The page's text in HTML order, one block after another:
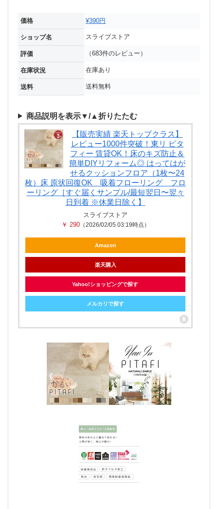
価格 ¥390円
ショップ名 スライブストア
評価 （683件のレビュー）
在庫状況 在庫あり
送料 送料無料
商品説明を表示▼/▲折りたたむ
【販売実績 楽天トップクラス】
レビュー1000件突破！東リ ピタ
フィー 賃貸OK！床のキズ防止＆
簡単DIYリフォーム◎ はってはが
せるクッションフロア（1枚〜24
枚）床 原状回復OK 吸着フローリング フロ
ーリング［すぐ届くサンプル/最短翌日〜翌々
日到着 ※休業日除く】
スライブストア
￥ 290（2026/02/05 03:19時点）
Amazon
楽天購入
Yahoo!ショッピングで探す
メルカリで探す